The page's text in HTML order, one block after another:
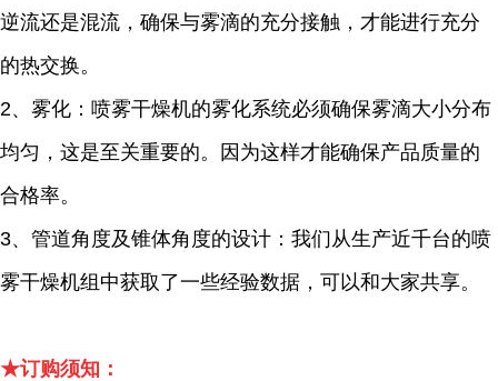
逆流还是混流，确保与雾滴的充分接触，才能进行充分
的热交换。
2、雾化：喷雾干燥机的雾化系统必须确保雾滴大小分布
均匀，这是至关重要的。因为这样才能确保产品质量的
合格率。
3、管道角度及锥体角度的设计：我们从生产近千台的喷
雾干燥机组中获取了一些经验数据，可以和大家共享。
★订购须知：